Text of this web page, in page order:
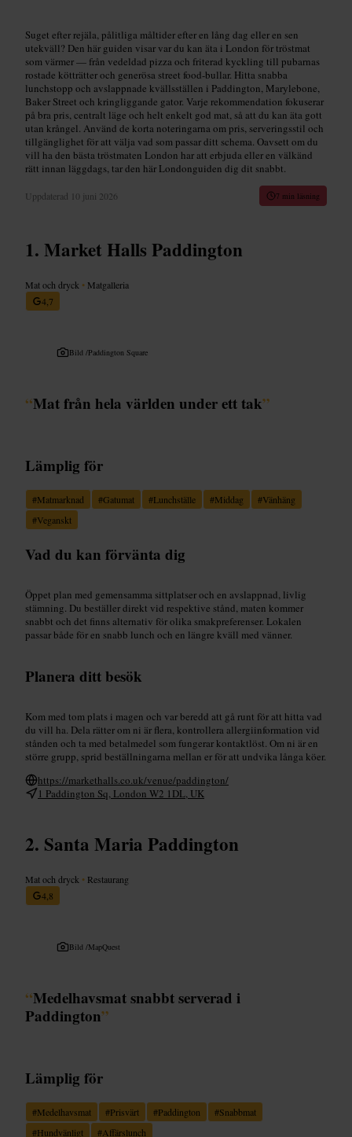
Suget efter rejäla, pålitliga måltider efter en lång dag eller en sen
utekväll? Den här guiden visar var du kan äta i London för tröstmat
som värmer — från vedeldad pizza och friterad kyckling till pubarnas
rostade kötträtter och generösa street food-bullar. Hitta snabba
lunchstopp och avslappnade kvällsställen i Paddington, Marylebone,
Baker Street och kringliggande gator. Varje rekommendation fokuserar
på bra pris, centralt läge och helt enkelt god mat, så att du kan äta gott
utan krångel. Använd de korta noteringarna om pris, serveringsstil och
tillgänglighet för att välja vad som passar ditt schema. Oavsett om du
vill ha den bästa tröstmaten London har att erbjuda eller en välkänd
rätt innan läggdags, tar den här Londonguiden dig dit snabbt.
Uppdaterad 10 juni 2026 7 min läsning
Market Halls Paddington
Mat och dryck • Matgalleria
4,7
Bild /Paddington Square
“Mat från hela världen under ett tak”
Lämplig för
#Matmarknad #Gatumat #Lunchställe #Middag #Vänhäng
#Veganskt
Vad du kan förvänta dig
Öppet plan med gemensamma sittplatser och en avslappnad, livlig
stämning. Du beställer direkt vid respektive stånd, maten kommer
snabbt och det finns alternativ för olika smakpreferenser. Lokalen
passar både för en snabb lunch och en längre kväll med vänner.
Planera ditt besök
Kom med tom plats i magen och var beredd att gå runt för att hitta vad
du vill ha. Dela rätter om ni är flera, kontrollera allergiinformation vid
stånden och ta med betalmedel som fungerar kontaktlöst. Om ni är en
större grupp, sprid beställningarna mellan er för att undvika långa köer.
https://markethalls.co.uk/venue/paddington/
1 Paddington Sq, London W2 1DL, UK
Santa Maria Paddington
Mat och dryck • Restaurang
4,8
Bild /MapQuest
“Medelhavsmat snabbt serverad i
Paddington”
Lämplig för
#Medelhavsmat #Prisvärt #Paddington #Snabbmat
#Hundvänligt #Affärslunch